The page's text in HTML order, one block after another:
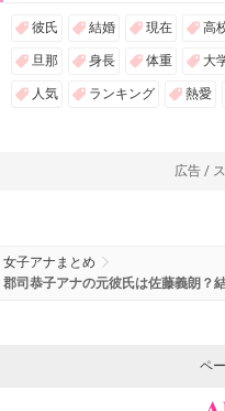
彼氏 結婚 現在 高
旦那 身長 体重 大
人気 ランキング 熱愛
広告 /
女子アナまとめ
郡司恭子アナの元彼氏は佐藤義朗？
ペ